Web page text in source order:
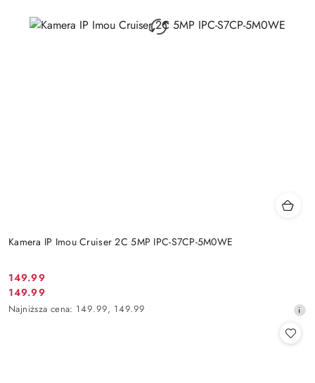
Kamera IP Imou Cruiser 2C 5MP IPC-S7CP-5M0WE
Cena
promocyjna:
149.99
Cena
promocyjna:
149.99
Najniższa
Najniższa cena: 149.99, 149.99